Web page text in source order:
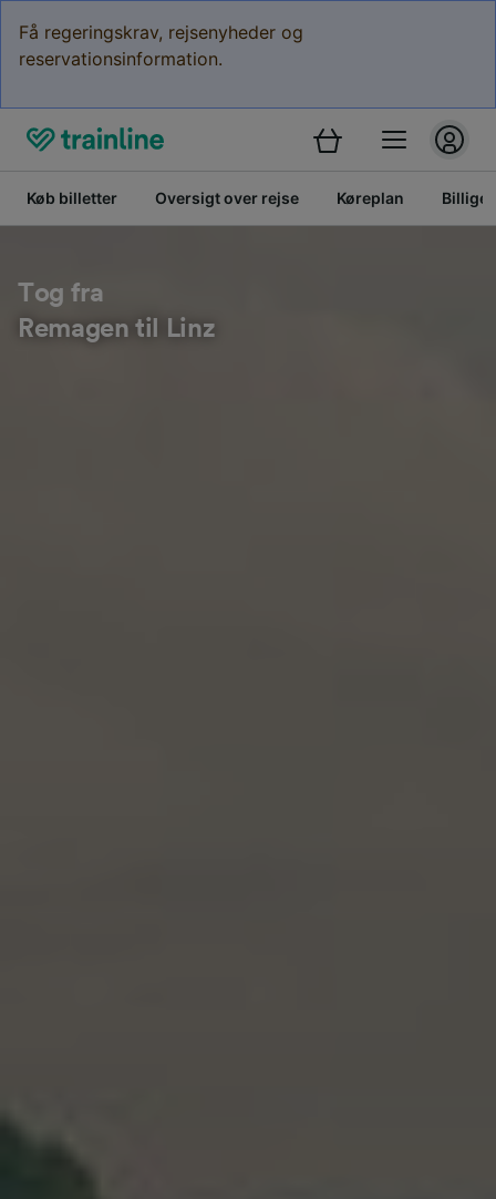
Få regeringskrav, rejsenyheder og
reservationsinformation.
Køb billetter Oversigt over rejse Køreplan Billige
Tog fra
Remagen til Linz